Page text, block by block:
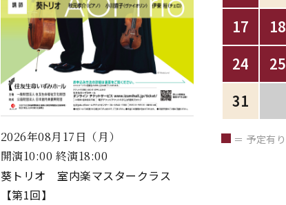
17
18
24
25
31
＝ 予定有り
2026年08月17日（月）
開演10:00 終演18:00
葵トリオ 室内楽マスタークラス
【第1回】